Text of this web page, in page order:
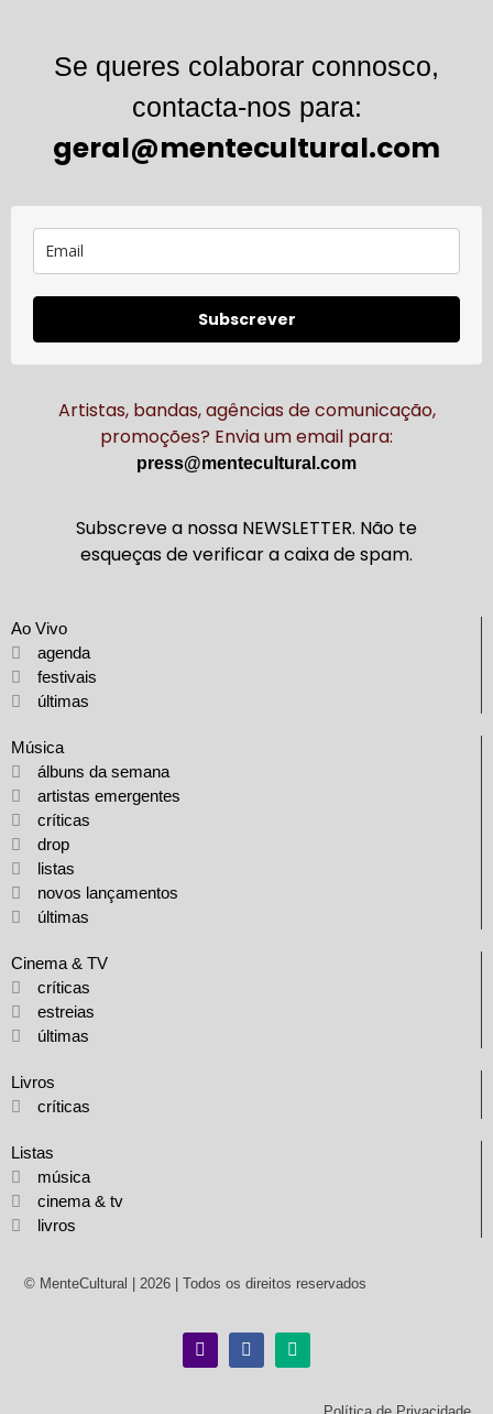
Se queres colaborar connosco,
contacta-nos para:
geral@mentecultural.com
Subscrever
Artistas, bandas, agências de comunicação,
promoções? Envia um email para:
press@mentecultural.com
Subscreve a nossa NEWSLETTER. Não te
esqueças de verificar a caixa de spam.
Ao Vivo
agenda
festivais
últimas
Música
álbuns da semana
artistas emergentes
críticas
drop
listas
novos lançamentos
últimas
Cinema & TV
críticas
estreias
últimas
Livros
críticas
Listas
música
cinema & tv
livros
© MenteCultural | 2026 | Todos os direitos reservados